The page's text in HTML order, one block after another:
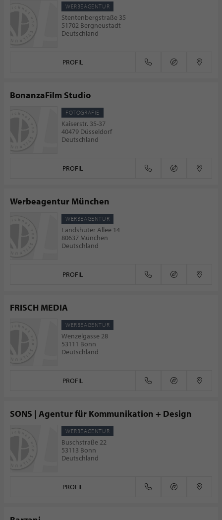
WERBEAGENTUR
Stentenbergstraße 35
51702 Bergneustadt
Deutschland
PROFIL
BonanzaFilm Studio
FOTOGRAFIE
Kaiserstr. 35-37
40479 Düsseldorf
Deutschland
PROFIL
Werbeagentur München
WERBEAGENTUR
Landshuter Allee 14
80637 München
Deutschland
PROFIL
FRISCH MEDIA
WERBEAGENTUR
Wenzelgasse 28
53111 Bonn
Deutschland
PROFIL
SONS | Agentur für Kommunikation + Design
WERBEAGENTUR
Buschstraße 22
53113 Bonn
Deutschland
PROFIL